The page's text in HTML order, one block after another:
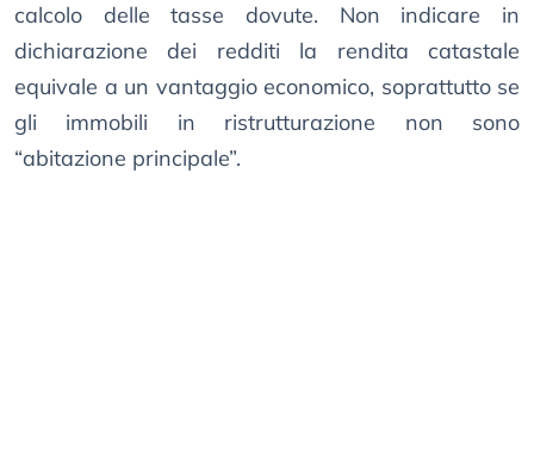
calcolo delle tasse dovute. Non indicare in
dichiarazione dei redditi la rendita catastale
equivale a un vantaggio economico, soprattutto se
gli immobili in ristrutturazione non sono
“abitazione principale”.